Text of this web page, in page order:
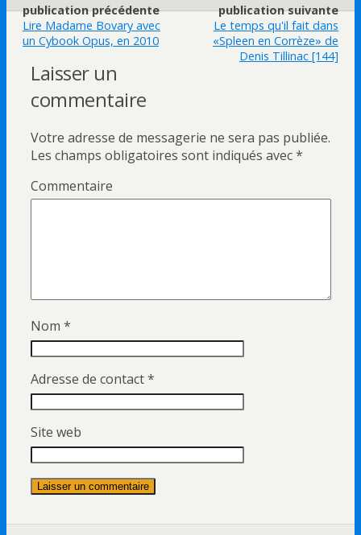
publication précédente
Lire Madame Bovary avec
un Cybook Opus, en 2010
publication suivante
Le temps qu'il fait dans
«Spleen en Corrèze» de
Denis Tillinac [144]
Laisser un
commentaire
Votre adresse de messagerie ne sera pas publiée.
Les champs obligatoires sont indiqués avec*
Commentaire
Nom *
Adresse de contact*
Site web